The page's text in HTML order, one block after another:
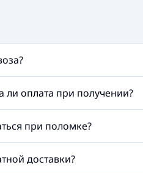
ли оплата при получении?
при поломке?
доставки?